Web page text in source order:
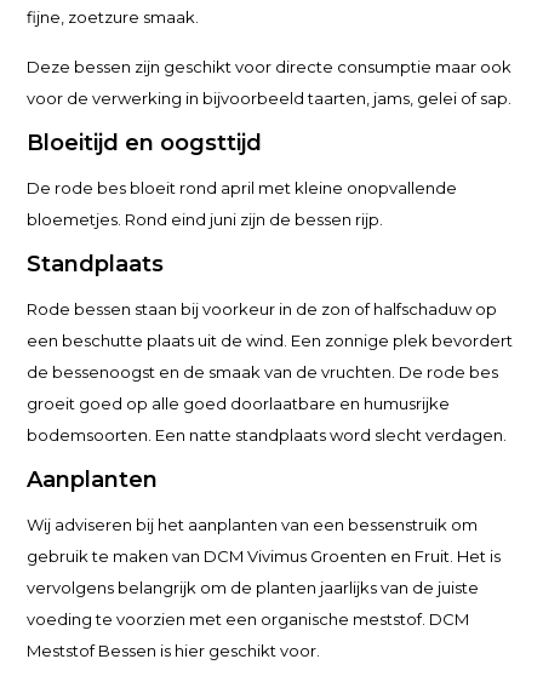
fijne, zoetzure smaak.
Deze bessen zijn geschikt voor directe consumptie maar ook
voor de verwerking in bijvoorbeeld taarten, jams, gelei of sap.
Bloeitijd en oogsttijd
De rode bes bloeit rond april met kleine onopvallende
bloemetjes. Rond eind juni zijn de bessen rijp.
Standplaats
Rode bessen staan bij voorkeur in de zon of halfschaduw op
een beschutte plaats uit de wind. Een zonnige plek bevordert
de bessenoogst en de smaak van de vruchten. De rode bes
groeit goed op alle goed doorlaatbare en humusrijke
bodemsoorten. Een natte standplaats word slecht verdagen.
Aanplanten
Wij adviseren bij het aanplanten van een bessenstruik om
gebruik te maken van DCM Vivimus Groenten en Fruit. Het is
vervolgens belangrijk om de planten jaarlijks van de juiste
voeding te voorzien met een organische meststof. DCM
Meststof Bessen is hier geschikt voor.